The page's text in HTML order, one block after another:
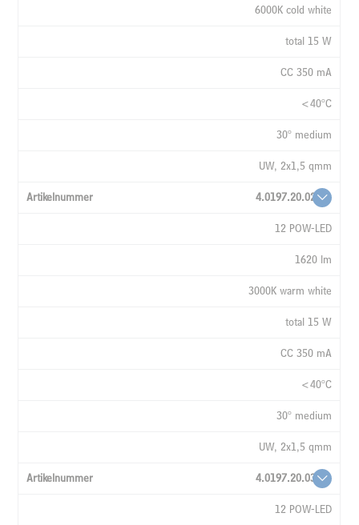
6000K cold white
total 15 W
CC 350 mA
<40°C
30° medium
UW, 2x1,5 qmm
4.0197.20.02
12 POW-LED
1620 lm
3000K warm white
total 15 W
CC 350 mA
<40°C
30° medium
UW, 2x1,5 qmm
4.0197.20.03
12 POW-LED